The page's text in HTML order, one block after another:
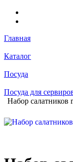
Главная
Каталог
Посуда
Посуда для
Набор салатников